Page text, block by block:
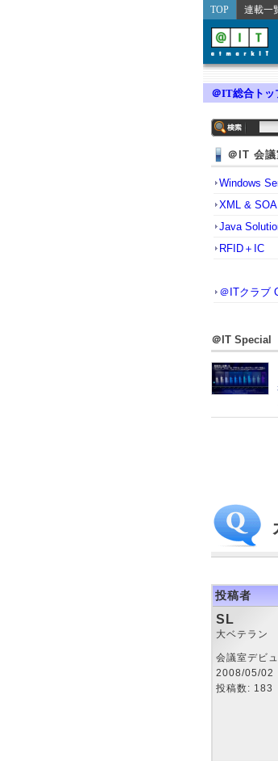
TOP 連載一
＠IT総合トッ
＠IT 会
Windows
XML & SOA
Java
RFID＋IC
＠ITクラブ
＠IT Special
投稿者
SL
大ベテラン
会議室デビ
2008/05/02
投稿数: 183